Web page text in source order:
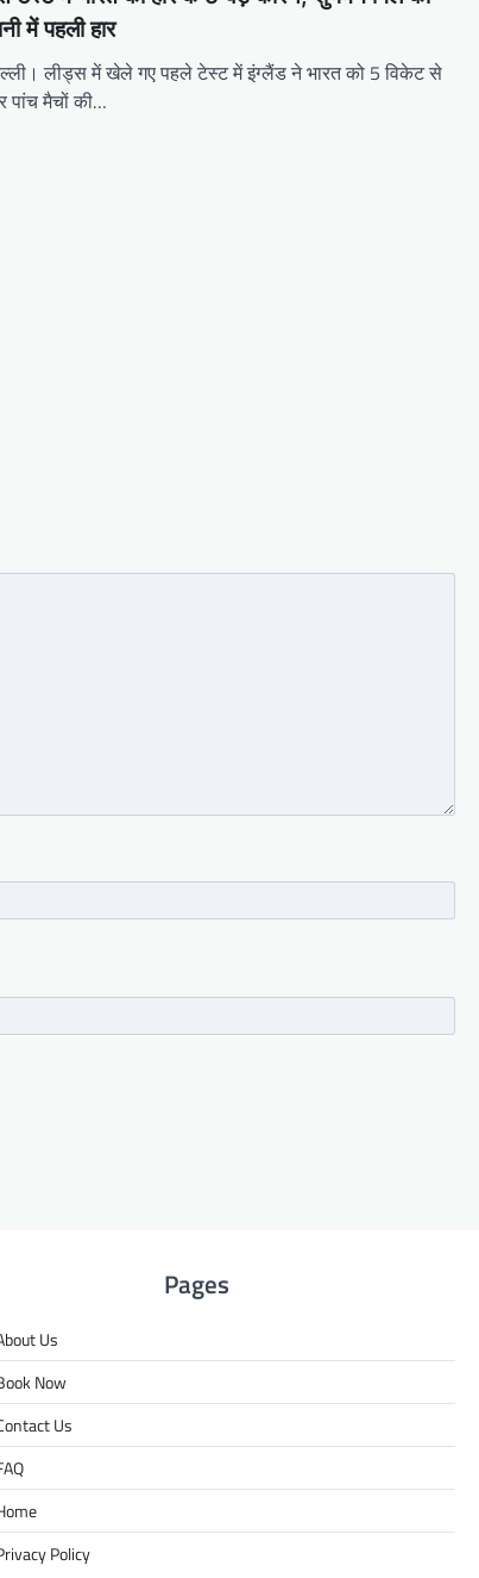
में पहली हार
लीड्स में खेले गए पहले टेस्ट में इंग्लैंड ने भारत को 5 विकेट से
पांच मैचों की…
Pages
Us
Now
Us
Policy